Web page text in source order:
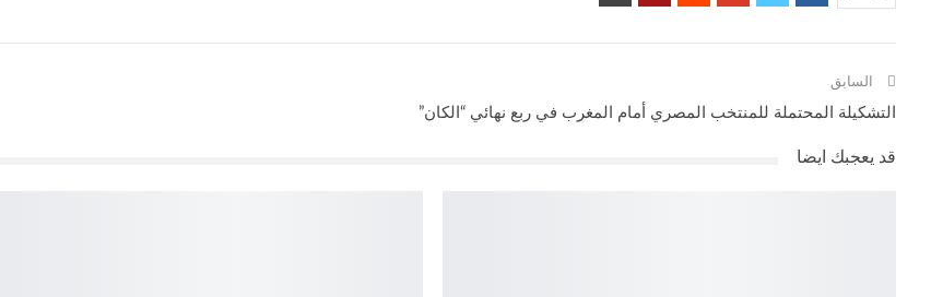
السابق
التشكيلة المحتملة للمنتخب المصري أمام المغرب في ربع نهائي “الكان”
قد يعجبك ايضا